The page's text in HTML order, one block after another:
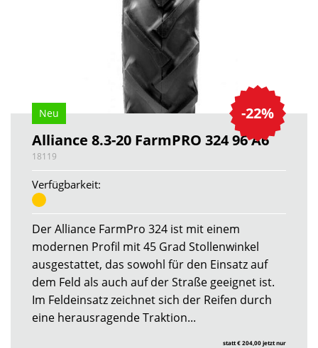
-22%
Neu
Alliance 8.3-20 FarmPRO 324 96 A6
18119
Verfügbarkeit:
Der Alliance FarmPro 324 ist mit einem
modernen Profil mit 45 Grad Stollenwinkel
ausgestattet, das sowohl für den Einsatz auf
dem Feld als auch auf der Straße geeignet ist.
Im Feldeinsatz zeichnet sich der Reifen durch
eine herausragende Traktion...
statt € 204,00 jetzt nur